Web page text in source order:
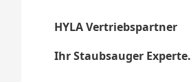
HYLA Vertriebspartner
Ihr Staubsauger Experte.